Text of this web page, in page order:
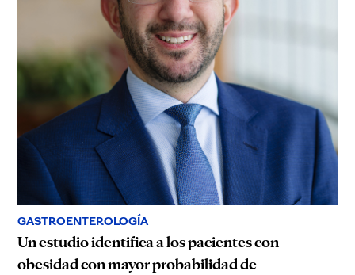
GASTROENTEROLOGÍA
Un estudio identifica a los pacientes con
obesidad con mayor probabilidad de